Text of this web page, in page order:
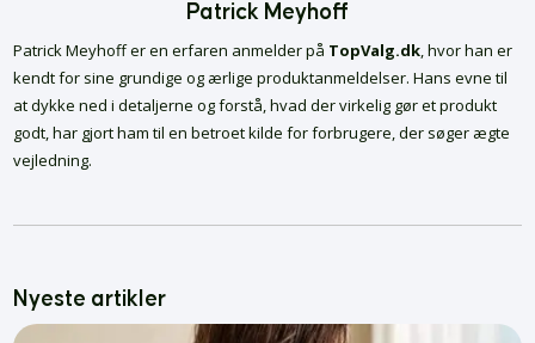
Patrick Meyhoff
Patrick Meyhoff er en erfaren anmelder på TopValg.dk, hvor han er
kendt for sine grundige og ærlige produktanmeldelser. Hans evne til
at dykke ned i detaljerne og forstå, hvad der virkelig gør et produkt
godt, har gjort ham til en betroet kilde for forbrugere, der søger ægte
vejledning.
Nyeste artikler